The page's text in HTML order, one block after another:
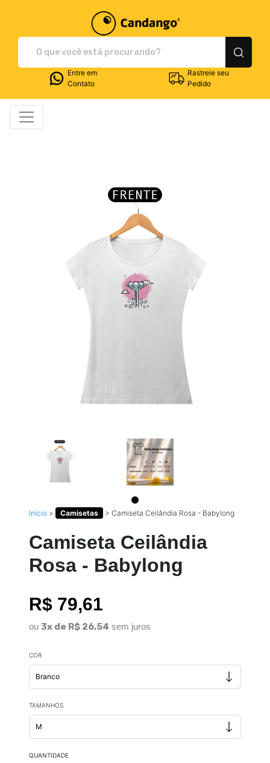
Entre em
Contato
Rastreie seu
Pedido
Início > Camisetas > Camiseta Ceilândia Rosa - Babylong
Camiseta Ceilândia
Rosa - Babylong
R$ 79,61
ou 3x de R$ 26,54 sem juros
COR
TAMANHOS
QUANTIDADE